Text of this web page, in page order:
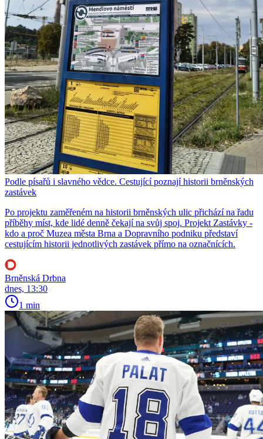
Podle písařů i slavného vědce. Cestující poznají historii brněnských
zastávek
Po projektu zaměřeném na historii brněnských ulic přichází na řadu
příběhy míst, kde lidé denně čekají na svůj spoj. Projekt Zastávky -
kdo a proč Muzea města Brna a Dopravního podniku představí
cestujícím historii jednotlivých zastávek přímo na označnících.
Brněnská Drbna
dnes, 13:30
1 min